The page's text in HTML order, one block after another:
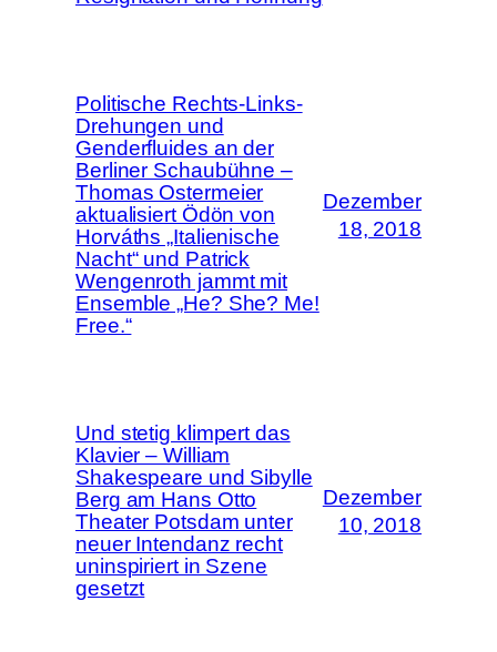
Politische Rechts-Links-
Drehungen und
Genderfluides an der
Berliner Schaubühne –
Thomas Ostermeier
aktualisiert Ödön von
Horváths „Italienische
Nacht“ und Patrick
Wengenroth jammt mit
Ensemble „He? She? Me!
Free.“
Dezember
18, 2018
Und stetig klimpert das
Klavier – William
Shakespeare und Sibylle
Berg am Hans Otto
Theater Potsdam unter
neuer Intendanz recht
uninspiriert in Szene
gesetzt
Dezember
10, 2018